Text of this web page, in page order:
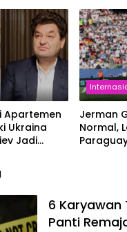
Apartemen
Ukraina
Jadi
Jerman
Normal,
6 Karyawan
Panti